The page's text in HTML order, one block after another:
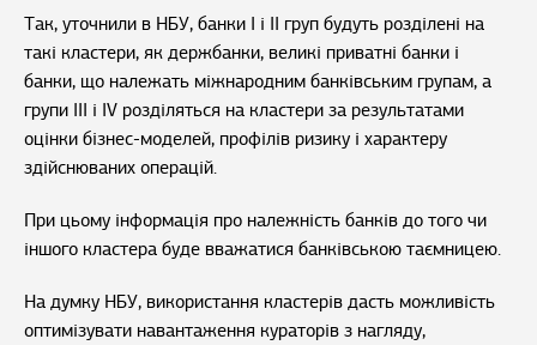
Так, уточнили в НБУ, банки I і II груп будуть розділені на
такі кластери, як держбанки, великі приватні банки і
банки, що належать міжнародним банківським групам, а
групи III і IV розділяться на кластери за результатами
оцінки бізнес-моделей, профілів ризику і характеру
здійснюваних операцій.
При цьому інформація про належність банків до того чи
іншого кластера буде вважатися банківською таємницею.
На думку НБУ, використання кластерів дасть можливість
оптимізувати навантаження кураторів з нагляду,